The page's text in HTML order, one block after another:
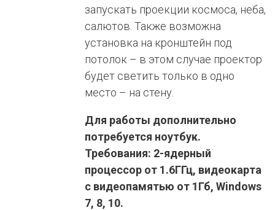
запускать проекции космоса, неба,
салютов. Также возможна
установка на кронштейн под
потолок – в этом случае проектор
будет светить только в одно
место – на стену.
Для работы дополнительно
потребуется ноутбук.
Требования: 2-ядерный
процессор от 1.6ГГц, видеокарта
с видеопамятью от 1Гб, Windows
7, 8, 10.